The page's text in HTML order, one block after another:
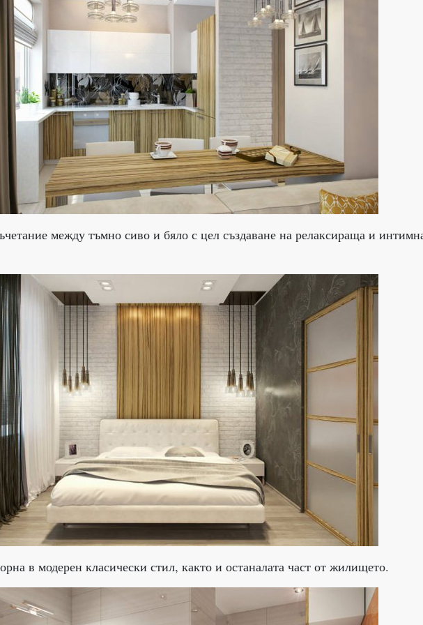
между тъмно сиво и бяло с цел създаване на релаксираща и
в модерен класически стил, както и останалата част от жилището.